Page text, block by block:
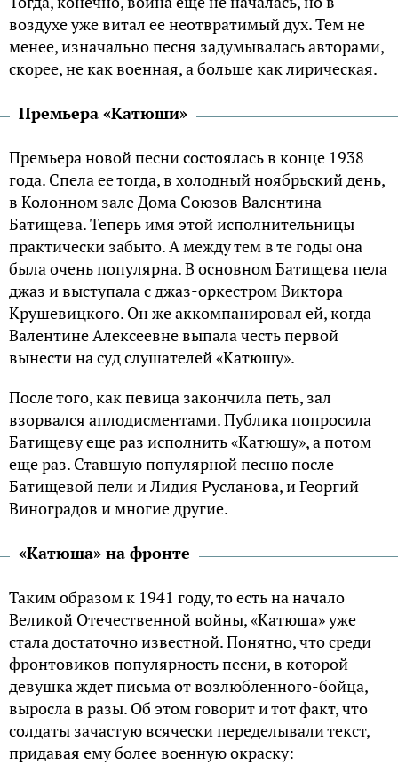
воздухе уже витал ее неотвратимый дух. Тем не
менее, изначально песня задумывалась авторами,
скорее, не как военная, а больше как лирическая.
Премьера «Катюши»
Премьера новой песни состоялась в конце 1938
года. Спела ее тогда, в холодный ноябрьский день,
в Колонном зале Дома Союзов Валентина
Батищева. Теперь имя этой исполнительницы
практически забыто. А между тем в те годы она
была очень популярна. В основном Батищева пела
джаз и выступала с джаз-оркестром Виктора
Крушевицкого. Он же аккомпанировал ей, когда
Валентине Алексеевне выпала честь первой
вынести на суд слушателей «Катюшу».
После того, как певица закончила петь, зал
взорвался аплодисментами. Публика попросила
Батищеву еще раз исполнить «Катюшу», а потом
еще раз. Ставшую популярной песню после
Батищевой пели и Лидия Русланова, и Георгий
Виноградов и многие другие.
«Катюша» на фронте
Таким образом к 1941 году, то есть на начало
Великой Отечественной войны, «Катюша» уже
стала достаточно известной. Понятно, что среди
фронтовиков популярность песни, в которой
девушка ждет письма от возлюбленного-бойца,
выросла в разы. Об этом говорит и тот факт, что
солдаты зачастую всячески переделывали текст,
придавая ему более военную окраску: